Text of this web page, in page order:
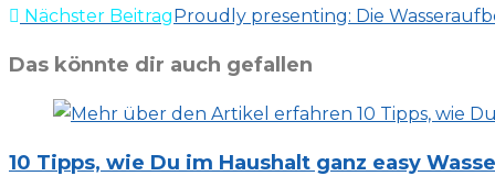
Artikel
Nächster BeitragProudly presenting: Die
Das könnte dir auch gefallen
10 Tipps, wie Du im Haushalt ganz easy